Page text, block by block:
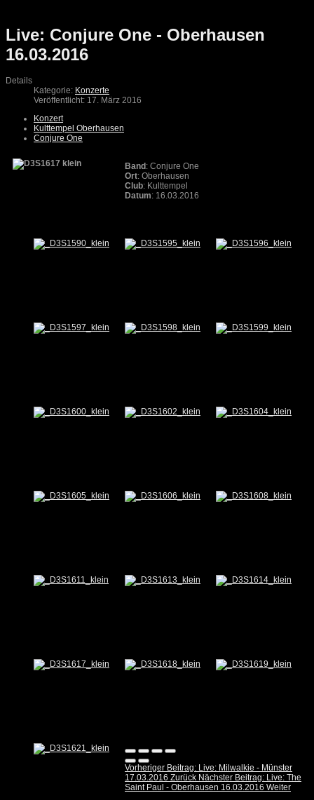
Live: Conjure One - Oberhausen
16.03.2016
Details
Kategorie: Konzerte
Veröffentlicht: 17. März 2016
Konzert
Kulttempel Oberhausen
Conjure One
Band : Conjure One
Ort: Oberhausen
Club: Kulttempel
Datum: 16.03.2016
Vorheriger Beitrag: Live: Milwalkie - Münster
17.03.2016 Zurück Nächster Beitrag: Live: The
Saint Paul - Oberhausen 16.03.2016 Weiter